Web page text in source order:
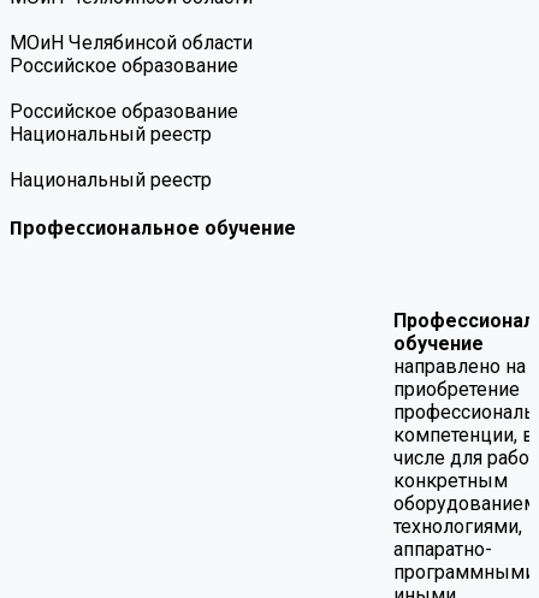
МОиН Челябинсой области
Российское образование
Российское образование
Национальный реестр
Национальный реестр
Профессиональное обучение
обучение
направлено на
приобретение
компетенции,
числе для
конкретным
технологиями,
аппаратно-
программными